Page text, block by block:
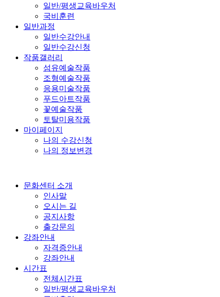
일반/평생교육바우처
국비훈련
일반과정
일반수강안내
일반수강신청
작품갤러리
섬유예술작품
조형예술작품
응용미술작품
푸드아트작품
꽃예술작품
토탈미용작품
마이페이지
나의 수강신청
나의 정보변경
문화센터 소개
인사말
오시는 길
공지사항
출강문의
강좌안내
자격증안내
강좌안내
시간표
전체시간표
일반/평생교육바우처